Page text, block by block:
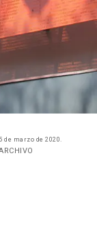
de marzo de 2020.